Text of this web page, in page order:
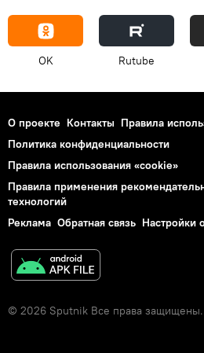
OK Rutube
О проекте Контакты Правила
Политика конфиденциальности
Правила использования «cookie»
Правила применения
технологий
Реклама Обратная связь Настройки
© 2026 Sputnik Все права защищены.